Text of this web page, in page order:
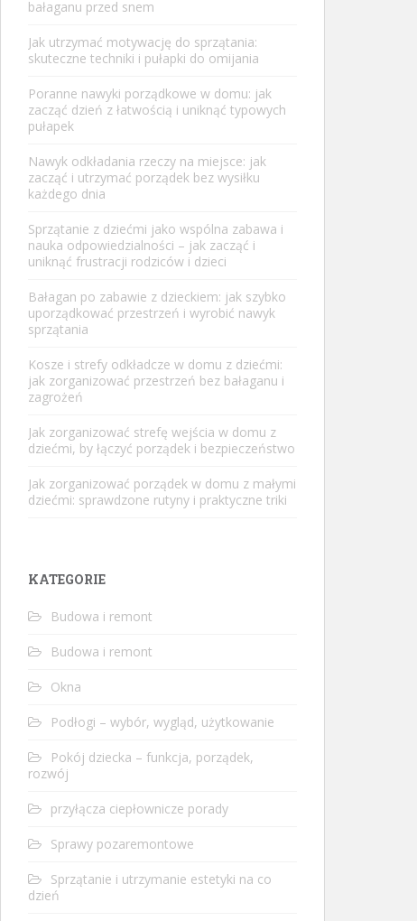
bałaganu przed snem
Jak utrzymać motywację do sprzątania:
skuteczne techniki i pułapki do omijania
Poranne nawyki porządkowe w domu: jak
zacząć dzień z łatwością i uniknąć typowych
pułapek
Nawyk odkładania rzeczy na miejsce: jak
zacząć i utrzymać porządek bez wysiłku
każdego dnia
Sprzątanie z dziećmi jako wspólna zabawa i
nauka odpowiedzialności – jak zacząć i
uniknąć frustracji rodziców i dzieci
Bałagan po zabawie z dzieckiem: jak szybko
uporządkować przestrzeń i wyrobić nawyk
sprzątania
Kosze i strefy odkładcze w domu z dziećmi:
jak zorganizować przestrzeń bez bałaganu i
zagrożeń
Jak zorganizować strefę wejścia w domu z
dziećmi, by łączyć porządek i bezpieczeństwo
Jak zorganizować porządek w domu z małymi
dziećmi: sprawdzone rutyny i praktyczne triki
KATEGORIE
Budowa i remont
Budowa i remont
Okna
Podłogi – wybór, wygląd, użytkowanie
Pokój dziecka – funkcja, porządek,
rozwój
przyłącza ciepłownicze porady
Sprawy pozaremontowe
Sprzątanie i utrzymanie estetyki na co
dzień